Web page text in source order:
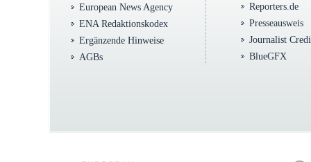
European News Agency
ENA Redaktionskodex
Ergänzende Hinweise
AGBs
Reporters.de
Presseausweis
Journalist
BlueGFX